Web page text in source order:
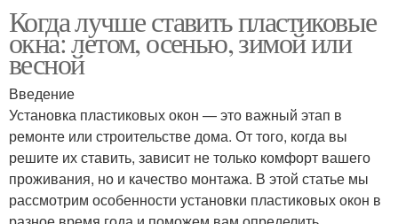
Когда лучше ставить пластиковые
окна: летом, осенью, зимой или
весной
Введение
Установка пластиковых окон — это важный этап в
ремонте или строительстве дома. От того, когда вы
решите их ставить, зависит не только комфорт вашего
проживания, но и качество монтажа. В этой статье мы
рассмотрим особенности установки пластиковых окон в